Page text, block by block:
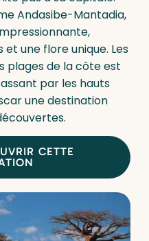
Andasibe-Mantadia,
une flore unique. Les
plages de la côte est
par les hauts
une destination
CETTE